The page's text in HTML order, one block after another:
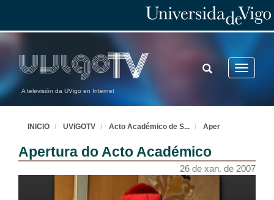
A televisión da UVigo en Internet
Toggle
TOGGLE
SEARCH
INICIO UVIGOTV Acto Académico de S... Aper
Apertura do Acto Académico
26 de xan. de 2007